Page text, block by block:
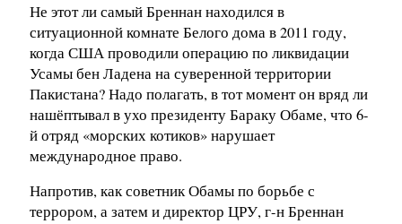
Не этот ли самый Бреннан находился в
ситуационной комнате Белого дома в 2011 году,
когда США проводили операцию по ликвидации
Усамы бен Ладена на суверенной территории
Пакистана? Надо полагать, в тот момент он вряд ли
нашёптывал в ухо президенту Бараку Обаме, что 6-
й отряд «морских котиков» нарушает
международное право.
Напротив, как советник Обамы по борьбе с
террором, а затем и директор ЦРУ, г-н Бреннан